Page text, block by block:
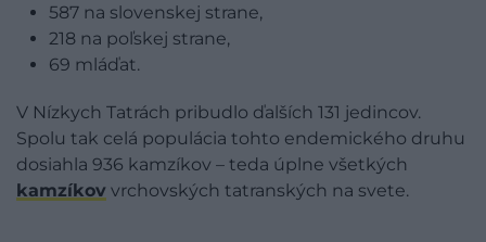
587 na slovenskej strane,
218 na poľskej strane,
69 mláďat.
V Nízkych Tatrách pribudlo ďalších 131 jedincov.
Spolu tak celá populácia tohto endemického druhu
dosiahla 936 kamzíkov – teda úplne všetkých
kamzíkov vrchovských tatranských na svete.